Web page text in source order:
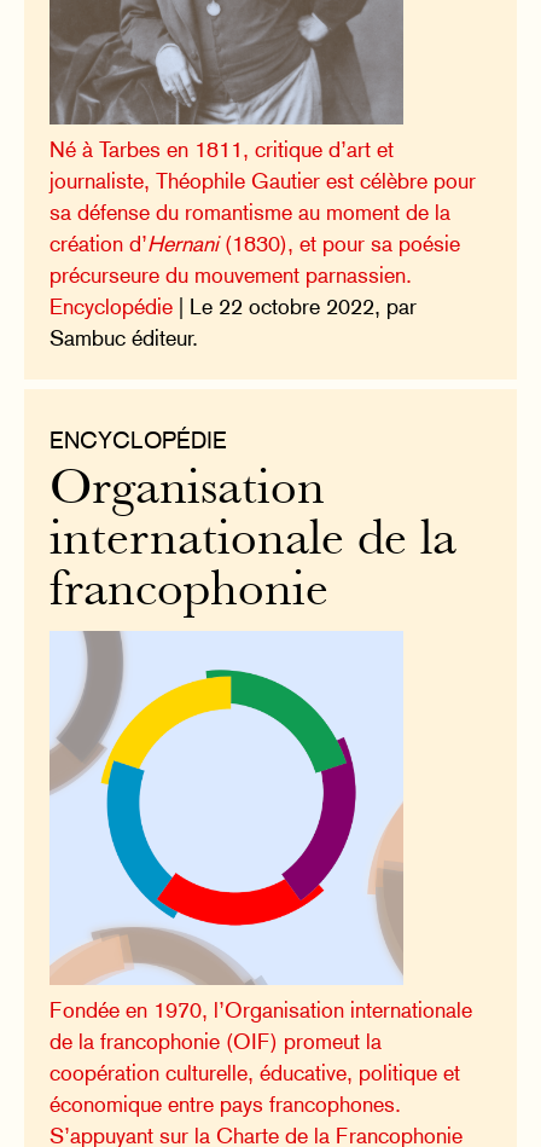
Né à Tarbes en 1811, critique d’art et
journaliste, Théophile Gautier est célèbre pour
sa défense du romantisme au moment de la
création d’Hernani(1830), et pour sa poésie
précurseure du mouvement parnassien.
Encyclopédie | Le 22 octobre 2022, par
Sambuc éditeur.
ENCYCLOPÉDIE
Organisation
internationale de la
francophonie
Fondée en 1970, l’Organisation internationale
de la francophonie (OIF) promeut la
coopération culturelle, éducative, politique et
économique entre pays francophones.
S’appuyant sur la Charte de la Francophonie